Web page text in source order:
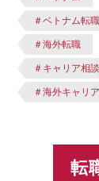
＃ベトナム転職
＃海外転職
＃キャリア相談
＃海外キャリア
転